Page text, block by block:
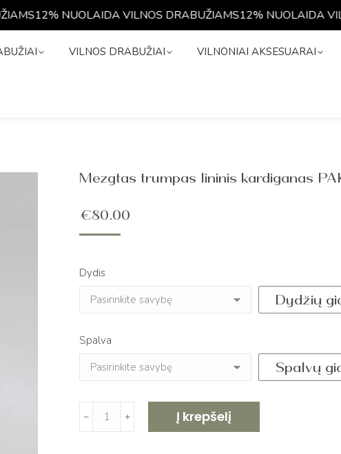
12% NUOLAIDA VILNOS DRABUŽIAMS12% NUOLAIDA
VILNOS DRABUŽIAI VILNONIAI AKSESUARAI
Mezgtas trumpas lininis kardiganas
€80.00
Dydis
Dydžių
Spalva
Spalvų
produkto
kiekis:
﹣ ﹢ Į krepšelį
VILNOS DRABUŽIAI VILNONIAI AKSESUARAI